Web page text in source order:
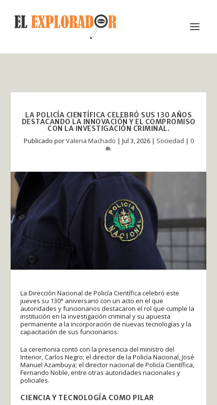
LA POLICÍA CIENTÍFICA CELEBRÓ SUS 130 AÑOS
DESTACANDO LA INNOVACIÓN Y EL COMPROMISO
CON LA INVESTIGACIÓN CRIMINAL.
Publicado porValeria Machado | Jul 3, 2026| Sociedad | 0
La Dirección Nacional de Policía Científica celebró este
jueves su 130° aniversario con un acto en el que
autoridades y funcionarios destacaron el rol que cumple la
institución en la investigación criminal y su apuesta
permanente a la incorporación de nuevas tecnologías y la
capacitación de sus funcionarios.
La ceremonia contó con la presencia del ministro del
Interior, Carlos Negro; el director de la Policía Nacional, José
Manuel Azambuya; el director nacional de Policía Científica,
Fernando Noble, entre otras autoridades nacionales y
policiales.
CIENCIA Y TECNOLOGÍA COMO PILAR